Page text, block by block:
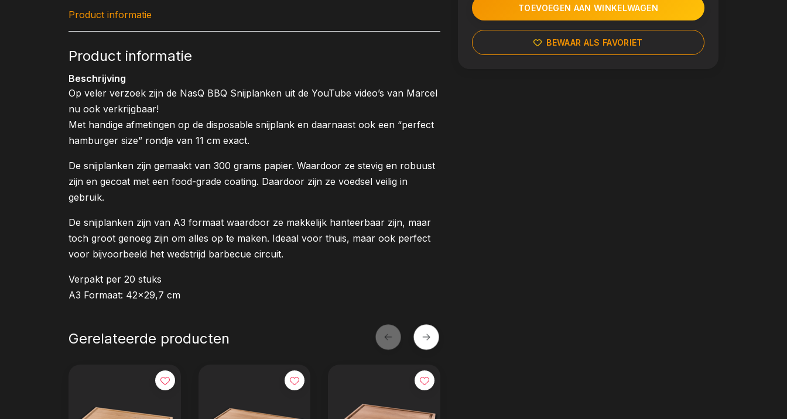
TOEVOEGEN AAN WINKELWAGEN
BEWAAR ALS FAVORIET
Product informatie
Product informatie
Beschrijving
Op veler verzoek zijn de NasQ BBQ Snijplanken uit de YouTube video’s van Marcel
nu ook verkrijgbaar!
Met handige afmetingen op de disposable snijplank en daarnaast ook een “perfect
hamburger size” rondje van 11 cm exact.
De snijplanken zijn gemaakt van 300 grams papier. Waardoor ze stevig en robuust
zijn en gecoat met een food-grade coating. Daardoor zijn ze voedsel veilig in
gebruik.
De snijplanken zijn van A3 formaat waardoor ze makkelijk hanteerbaar zijn, maar
toch groot genoeg zijn om alles op te maken. Ideaal voor thuis, maar ook perfect
voor bijvoorbeeld het wedstrijd barbecue circuit.
Verpakt per 20 stuks
A3 Formaat: 42×29,7 cm
Gerelateerde producten